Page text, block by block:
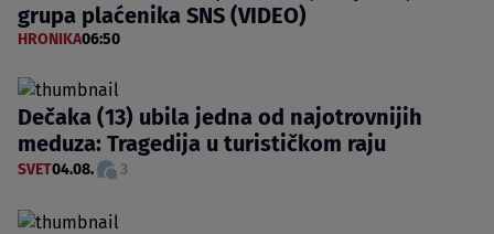
grupa plaćenika SNS (VIDEO)
HRONIKA06:50
Dečaka (13) ubila jedna od najotrovnijih
meduza: Tragedija u turističkom raju
SVET04.08. 3